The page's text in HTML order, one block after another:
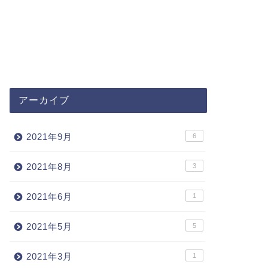
アーカイブ
2021年9月 6
2021年8月 3
2021年6月 1
2021年5月 5
2021年3月 1